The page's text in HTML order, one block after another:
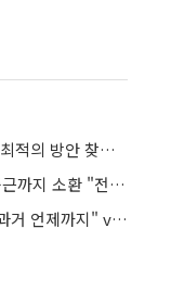
조진웅 은퇴에 날벼락 맞은 '시그널2'⋯"최적의 방안 찾겠다"
조진웅 옹호, 이게 맞나?⋯이순신에 안중근까지 소환 "전과 없는 자만 돌 던져"
'소년범 논란' 조진웅이 쏘아 올린 공…"과거 언제까지" vs "피해자 우선"